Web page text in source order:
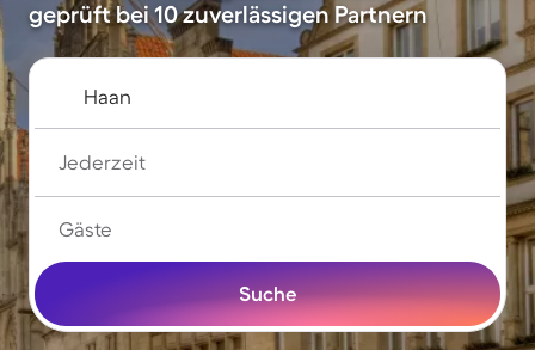
geprüft bei 10 zuverlässigen Partnern
Jederzeit
Gäste
Suche